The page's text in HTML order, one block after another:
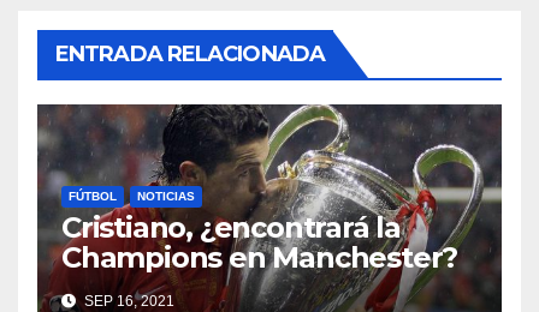
ENTRADA RELACIONADA
FÚTBOL NOTICIAS
Cristiano, ¿encontrará la
Champions en Manchester?
SEP 16, 2021